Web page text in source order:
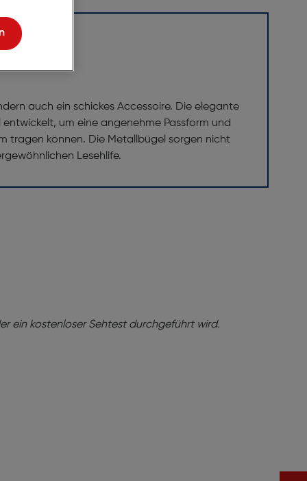
auch ein schickes Accessoire. Die elegante
um eine angenehme Passform und
tragen können. Die Metallbügel sorgen nicht
Lesehlife.